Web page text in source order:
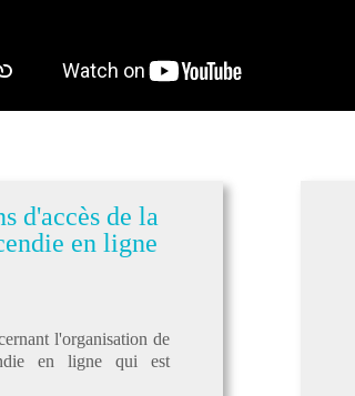
l'organisation de
en ligne qui est
d'accès de la
en ligne